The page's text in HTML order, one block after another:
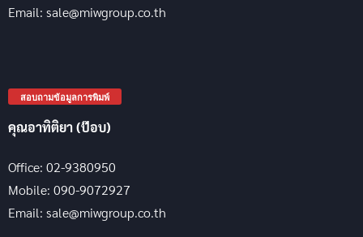
Email: sale@miwgroup.co.th
สอบถามข้อมูลการพิมพ์
คุณอาทิติยา (ป๊อบ)
Office: 02-9380950
Mobile: 090-9072927
Email: sale@miwgroup.co.th